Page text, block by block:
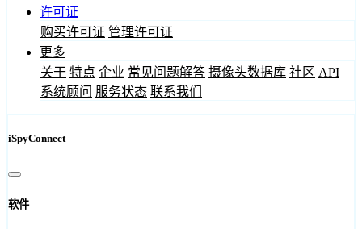
许可证
购买许可证 管理许可证
更多
关于 特点 企业 常见问题解答 摄像头数据库 社区 API
系统顾问 服务状态 联系我们
iSpyConnect
软件